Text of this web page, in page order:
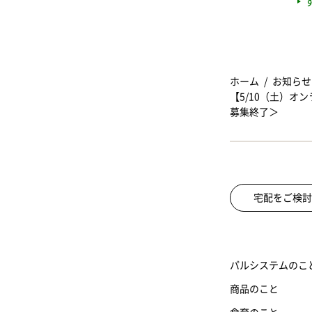
ホーム
お知らせ
【5/10（土）オ
募集終了＞
宅配をご検
パルシステムのこ
商品のこと